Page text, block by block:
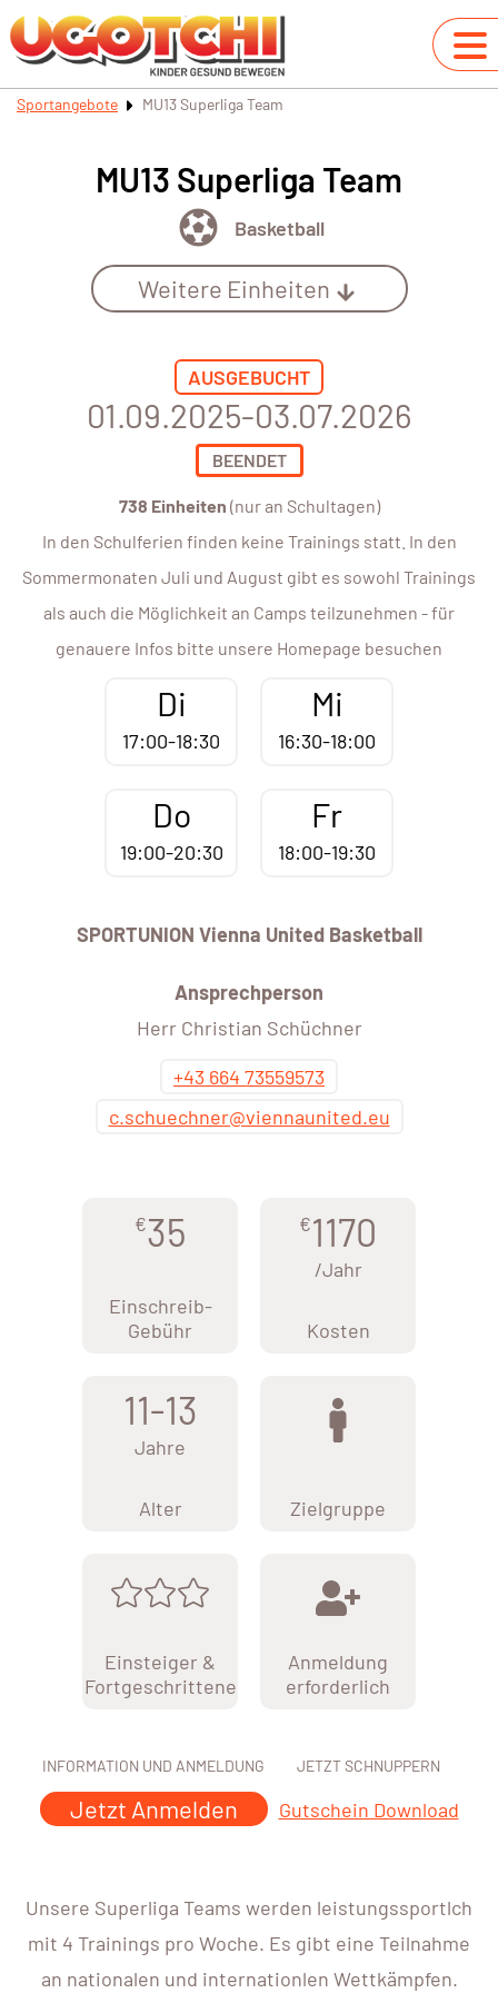
Sportangebote MU13 Superliga Team
MU13 Superliga Team
Basketball
Weitere Einheiten
AUSGEBUCHT
01.09.2025-03.07.2026
BEENDET
738 Einheiten (nur an Schultagen)
In den Schulferien finden keine Trainings statt. In den
Sommermonaten Juli und August gibt es sowohl Trainings
als auch die Möglichkeit an Camps teilzunehmen - für
genauere Infos bitte unsere Homepage besuchen
Di
17:00-18:30
Mi
16:30-18:00
Do
19:00-20:30
Fr
18:00-19:30
SPORTUNION Vienna United Basketball
Ansprechperson
Herr Christian Schüchner
+43 664 73559573
c.schuechner@viennaunited.eu
€35
Einschreib-
Gebühr
€1170
/Jahr
Kosten
11-13
Jahre
Alter Zielgruppe
Einsteiger &
Fortgeschrittene
Anmeldung
erforderlich
INFORMATION UND ANMELDUNG
Jetzt Anmelden
JETZT SCHNUPPERN
Gutschein Download
Unsere Superliga Teams werden leistungssportlch
mit 4 Trainings pro Woche. Es gibt eine Teilnahme
an nationalen und internationlen Wettkämpfen.